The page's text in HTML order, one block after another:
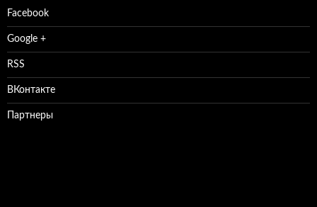
Facebook
Google +
RSS
ВКонтакте
Партнеры